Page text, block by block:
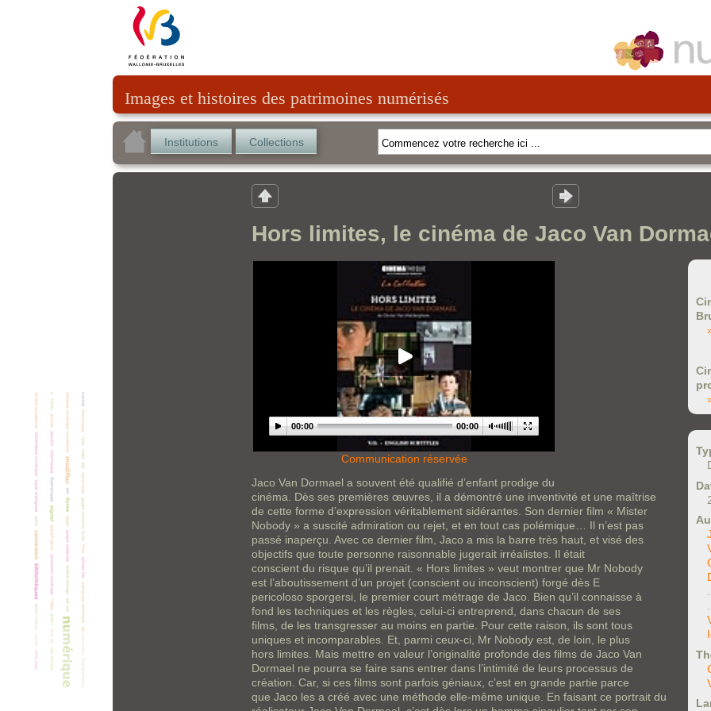
Images et histoires des patrimoines numérisés
Institutions Collections
Hors limites, le cinéma de Jaco Van
00:00 00:00
Communication réservée
Jaco Van Dormael a souvent été qualifié d’enfant prodige du
cinéma. Dès ses premières œuvres, il a démontré une inventivité et une maîtrise
de cette forme d’expression véritablement sidérantes. Son dernier film « Mister
Nobody » a suscité admiration ou rejet, et en tout cas polémique… Il n’est pas
passé inaperçu. Avec ce dernier film, Jaco a mis la barre très haut, et visé des
objectifs que toute personne raisonnable jugerait irréalistes. Il était
conscient du risque qu’il prenait. « Hors limites » veut montrer que Mr Nobody
est l’aboutissement d’un projet (conscient ou inconscient) forgé dès E
pericoloso sporgersi, le premier court métrage de Jaco. Bien qu’il connaisse à
fond les techniques et les règles, celui-ci entreprend, dans chacun de ses
films, de les transgresser au moins en partie. Pour cette raison, ils sont tous
uniques et incomparables. Et, parmi ceux-ci, Mr Nobody est, de loin, le plus
hors limites. Mais mettre en valeur l’originalité profonde des films de Jaco Van
Dormael ne pourra se faire sans entrer dans l’intimité de leurs processus de
création. Car, si ces films sont parfois géniaux, c’est en grande partie parce
que Jaco les a créé avec une méthode elle-même unique. En faisant ce portrait du